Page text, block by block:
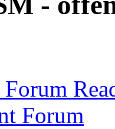
Forum